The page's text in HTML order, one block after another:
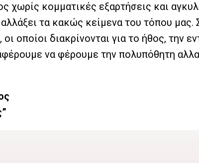
χωρίς κομματικές εξαρτήσεις και
τα κακώς κείμενα του τόπου
οι οποίοι διακρίνονται για το ήθος,
να φέρουμε την πολυπόθητη